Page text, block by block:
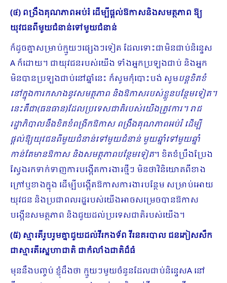
(៤) ពង្រឹងគុណភាពអប់រំ ដើម្បីផ្ដល់ឱកាសនិងសមត្ថភាព ឱ្យ
យុវជនពីមួយជំនាន់ទៅមួយជំនាន់
ក៏ដូចគ្នាសម្រាប់ក្មួយៗផ្សេងៗទៀត ដែលទោះជាមិនជាប់និន្ទេស
A ក៏ដោយ។ ជាយុវជនរបស់យើង ទាំងអ្នកប្រ​ឡងជាប់ និងអ្នក
មិនបានប្រឡងជាប់នៅឆ្នាំនេះ ក៏សូមកុំបោះបង់ សូមបន្តខិតខំ
នៅក្នុងការកសាងនូវសមត្ថភាព និងឱកាសរបស់ខ្លួនបន្ថែមទៀត។
នេះគឺជា(ធនធាន)ដែលប្រទេសជាតិរបស់យើងត្រូវការ។ រាជ
រដ្ឋាភិបាលនឹងខិតខំពង្រីកឱកាស ពង្រឹងគុណភាពអប់រំ ដើម្បី
ផ្ដល់ឱ្យយុវជនពីមួយជំនាន់ទៅមួយជំនាន់ មួយឆ្នាំទៅមួយឆ្នាំ
កាន់តែមានឱកាស និងសមត្ថភាពបន្ថែមទៀត។ ខិតខំប្រឹងប្រែង
ស្វែងរកទាក់ទាញការបង្កើតការងារថ្មីៗ មិនថាវិនិយោគពីខាង
ក្រៅឬខាងក្នុង ដើម្បីបង្កើតឱកាសការងារបន្ថែម សម្រាប់អោយ
យុវជន​ និងប្រជាពលរដ្ឋរបស់យើងអាចសម្រេចបានឱកាស
បង្កើនសមត្ថភាព និងជួយដល់ប្រទេសជាតិរបស់យើង។
(៥) ស្មារតីរួបរួមគ្នាជួយដល់វីរកងទ័ព វីរនគរបាល ជនភៀសសឹក
ជាស្មារតីស្នេហាជាតិ ជាកំលាំងជាតិដ៏ធំ
មុននឹងបញ្ចប់ ខ្ញុំដឹងថា ក្មួយៗមួយចំនួនដែលជាប់និន្ទេសA នៅ